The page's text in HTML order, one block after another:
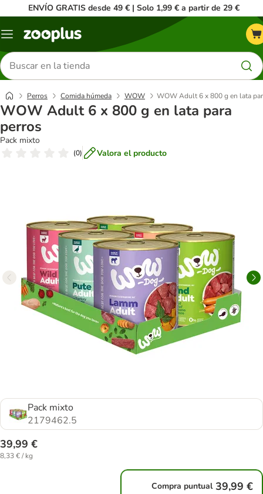
ENVÍO GRATIS desde 49 € | Solo 1,99 € a partir de 29 €
Menú
Buscar
productos
Perros Comida húmeda WOW WOW Adult 6 x 800 g en lata
WOW Adult 6 x 800 g en lata para
perros
Pack mixto
(0) Valora el producto
Pack mixto
2179462.5
39,99 €
8,33 € / kg
Compra puntual 39,99 €